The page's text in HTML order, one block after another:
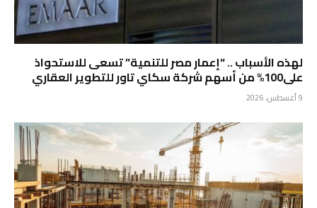
لهذه الأسباب .. “إعمار مصر للتنمية” تسعى للاستحواذ
على100% من أسهم شركة سكاي تاور للتطوير العقاري
9 أغسطس، 2026